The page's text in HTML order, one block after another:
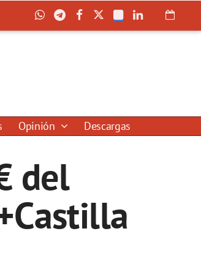
Opinión Descargas
del